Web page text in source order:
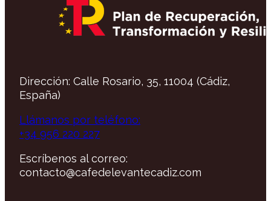
Dirección: Calle Rosario, 35, 11004 (Cádiz,
España)
Llámanos por teléfono:
+34 956 220 227
Escríbenos al correo:
contacto@cafedelevantecadiz.com